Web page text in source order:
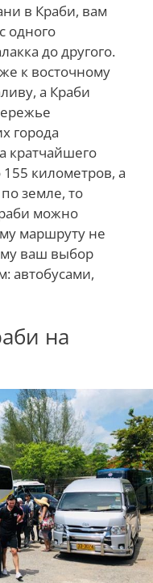
в Краби, вам
одного
до другого.
к восточному
а Краби
города
кратчайшего
километров, а
земле, то
можно
маршруту не
ваш выбор
автобусами,
на